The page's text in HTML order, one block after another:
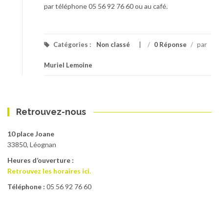
par téléphone 05 56 92 76 60 ou au café.
Catégories : Non classé / 0 Réponse / par
Muriel Lemoine
Retrouvez-nous
10 place Joane
33850, Léognan
Heures d’ouverture :
Retrouvez les horaires ici.
Téléphone : 05 56 92 76 60